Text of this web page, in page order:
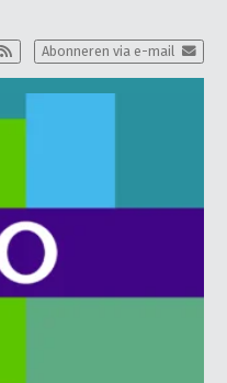
Abonneren via e-mail